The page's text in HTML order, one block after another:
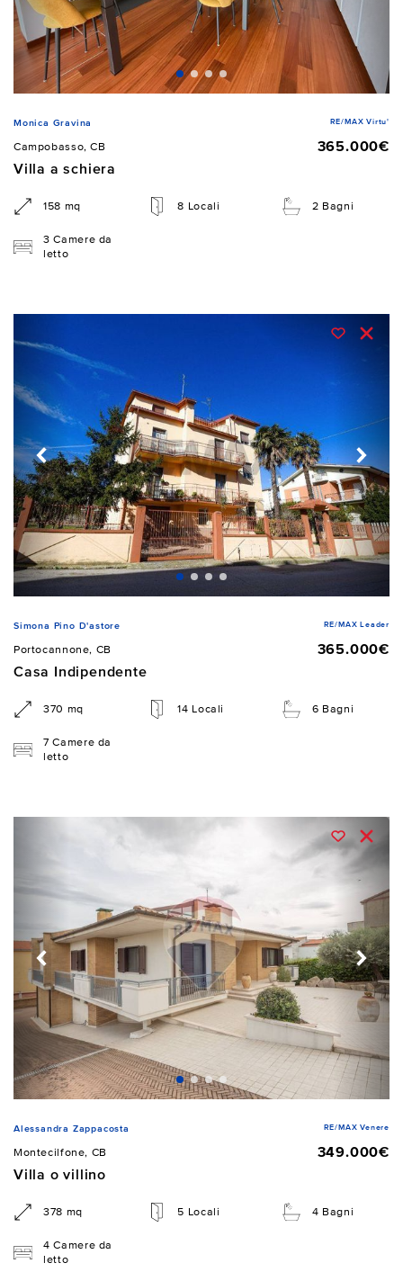
Monica Gravina RE/MAX Virtu'
Campobasso, CB
365.000€
Villa a schiera
158 mq 8 Locali 2 Bagni
3 Camere da
letto
Simona Pino D'astore RE/MAX Leader
Portocannone, CB
365.000€
Casa Indipendente
370 mq 14 Locali 6 Bagni
7 Camere da
letto
Alessandra Zappacosta RE/MAX Venere
Montecilfone, CB
349.000€
Villa o villino
378 mq 5 Locali 4 Bagni
4 Camere da
letto